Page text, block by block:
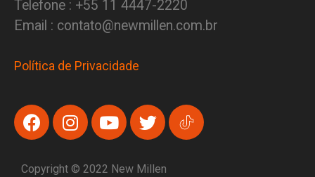
Telefone : +55 11 4447-2220
Email : contato@newmillen.com.br
Política de Privacidade
Copyright © 2022 New Millen